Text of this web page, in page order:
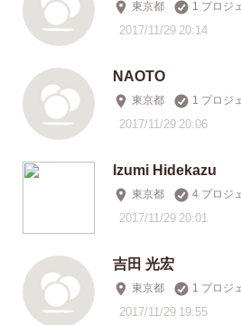
東京都 1 プロジ
2017/11/29 20:14
NAOTO
東京都 1 プロジ
2017/11/29 20:06
Izumi Hidekazu
東京都 4 プロジ
2017/11/29 20:01
吉田 光宏
東京都 1 プロジ
2017/11/29 19:55